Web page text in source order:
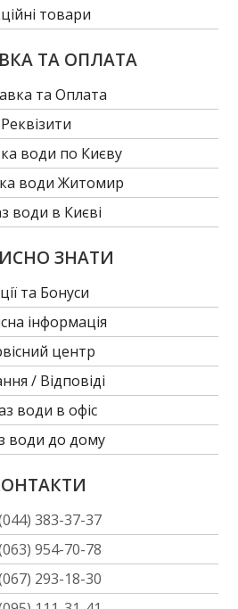
товари
ТА ОПЛАТА
та Оплата
Реквізити
води по Києву
води Житомир
води в Києві
ЗНАТИ
та Бонуси
інформація
центр
/ Відповіді
води в офіс
води до дому
383-37-37
954-70-78
293-18-30